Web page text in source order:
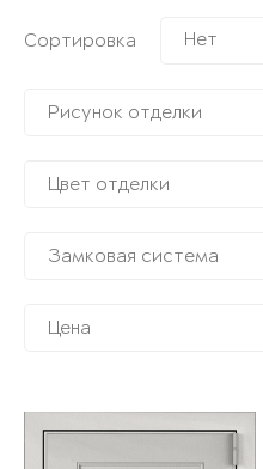
Сортировка Нет
Рисунок отделки
Цвет отделки
Замковая система
Цена